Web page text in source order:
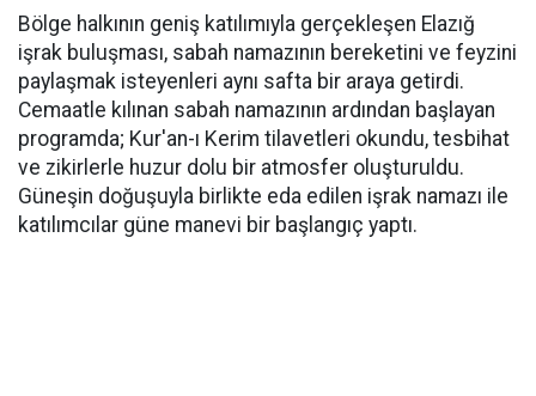
Bölge halkının geniş katılımıyla gerçekleşen Elazığ
işrak buluşması, sabah namazının bereketini ve feyzini
paylaşmak isteyenleri aynı safta bir araya getirdi.
Cemaatle kılınan sabah namazının ardından başlayan
programda; Kur'an-ı Kerim tilavetleri okundu, tesbihat
ve zikirlerle huzur dolu bir atmosfer oluşturuldu.
Güneşin doğuşuyla birlikte eda edilen işrak namazı ile
katılımcılar güne manevi bir başlangıç yaptı.